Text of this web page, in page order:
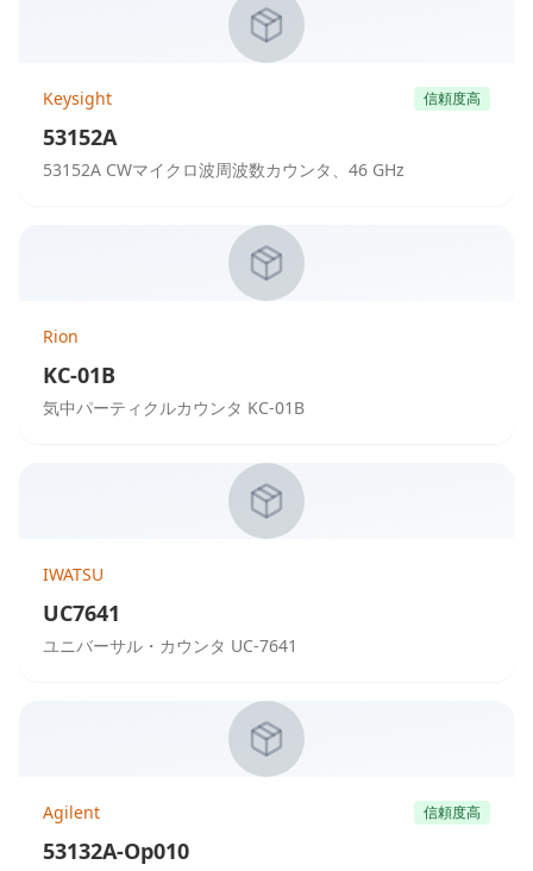
Keysight 信頼度高
53152A
53152A CWマイクロ波周波数カウンタ、46 GHz
Rion
KC-01B
気中パーティクルカウンタ KC-01B
IWATSU
UC7641
ユニバーサル・カウンタ UC-7641
Agilent 信頼度高
53132A-Op010